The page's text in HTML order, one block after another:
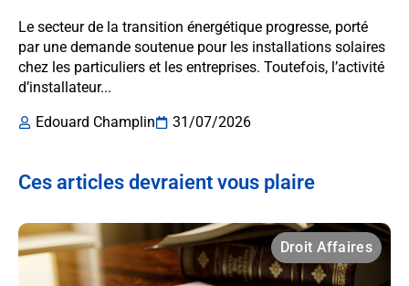
Le secteur de la transition énergétique progresse, porté
par une demande soutenue pour les installations solaires
chez les particuliers et les entreprises. Toutefois, l’activité
d’installateur...
Edouard Champlin
31/07/2026
Ces articles devraient vous plaire
Droit Affaires